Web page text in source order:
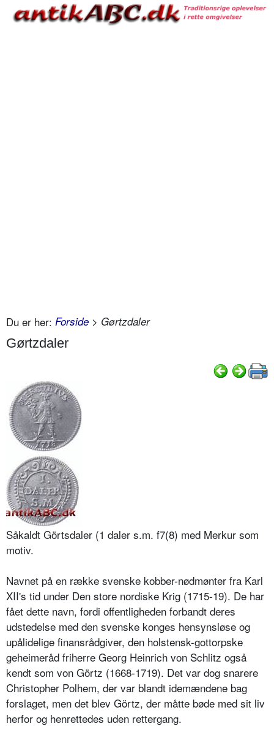
Du er her: Forside > Gørtzdaler
Gørtzdaler
Såkaldt Görtsdaler (1 daler s.m. f7(8) med Merkur som
motiv.
Navnet på en række svenske kobber-nødmønter fra Karl
XII's tid under Den store nordiske Krig (1715-19). De har
fået dette navn, fordi offentligheden forbandt deres
udstedelse med den svenske konges hensynsløse og
upålidelige finansrådgiver, den holstensk-gottorpske
geheimeråd friherre Georg Heinrich von Schlitz også
kendt som von Görtz (1668-1719). Det var dog snarere
Christopher Polhem, der var blandt idemændene bag
forslaget, men det blev Görtz, der måtte bøde med sit liv
herfor og henrettedes uden rettergang.